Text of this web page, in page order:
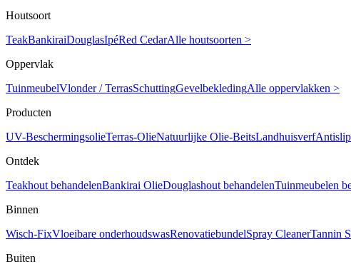
Houtsoort
TeakBankiraiDouglasIpéRed CedarAlle houtsoorten >
Oppervlak
TuinmeubelVlonder / TerrasSchuttingGevelbekledingAlle oppervlakken >
Producten
UV-BeschermingsolieTerras-OlieNatuurlijke Olie-BeitsLandhuisverf
Ontdek
Teakhout behandelenBankirai OlieDouglashout behandelenTuinmeubelen
Binnen
Wisch-FixVloeibare onderhoudswasRenovatiebundelSpray CleanerTannin
Buiten